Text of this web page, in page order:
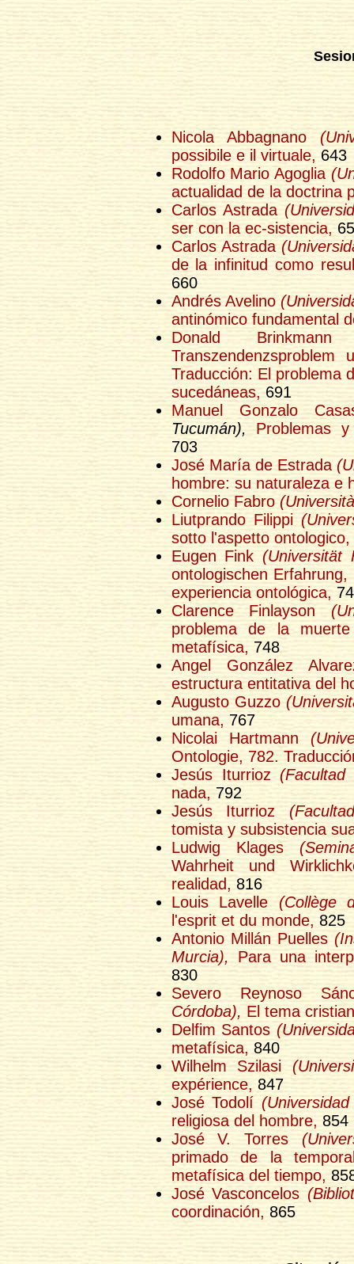
Nicola Abbagnano
possibile e il virtuale, 643
Rodolfo Mario Agoglia
actualidad de la doctrina
Carlos Astrada
ser con la ec-sistencia,
Carlos Astrada
de la infinitud como
660
Andrés Avelino
antinómico fundamental
Donald
Transzendenzsproblem
Traducción: El problema
sucedáneas, 691
Manuel Gonzalo
Tucumán),
Problemas
703
José María de Estrada
hombre: su naturaleza e
Cornelio Fabro
Liutprando Filippi
sotto l'aspetto ontologico,
Eugen Fink (Universität
ontologischen
experiencia ontológica,
Clarence Finlayson
problema de la
metafísica, 748
Angel González
estructura entitativa del
Augusto Guzzo
umana, 767
Nicolai Hartmann
Ontologie, 782.
Jesús Iturrioz
nada, 792
Jesús Iturrioz
tomista y subsistencia
Ludwig Klages
Wahrheit und
realidad, 816
Louis Lavelle (Collège
l'esprit et du monde, 825
Antonio Millán Puelles
Murcia), Para una
830
Severo Reynoso
Córdoba), El tema
Delfim Santos
metafísica, 840
Wilhelm Szilasi
expérience, 847
José Todolí
religiosa del hombre, 854
José V. Torres
primado de la
metafísica del tiempo,
José Vasconcelos
coordinación, 865